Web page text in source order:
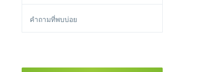
คำถามที่พบบ่อย